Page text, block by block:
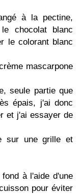
à la pectine,
chocolat blanc
le colorant blanc
mascarpone
seule partie que
épais, j'ai donc
et j'ai essayer de
sur une grille et
à l'aide d'une
pour éviter